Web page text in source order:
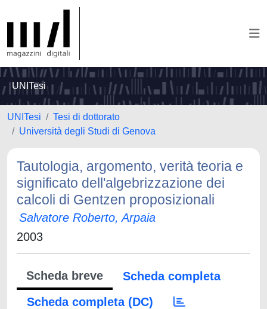
UNITesi
UNITesi
Tesi di dottorato
Università degli Studi di Genova
Tautologia, argomento, verità teoria e
significato dell'algebrizzazione dei
calcoli di Gentzen proposizionali
Salvatore Roberto, Arpaia
2003
Scheda breve
Scheda completa
Scheda completa (DC)